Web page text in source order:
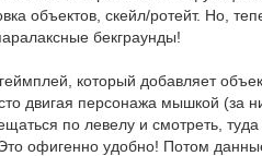
объектов, скейл/ротейт. Но,
бекграунды!
который добавляет
двигая персонажа мышкой (за
по левелу и смотреть,
офигенно удобно! Потом